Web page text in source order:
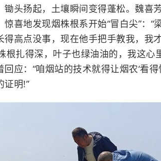
锄头扬起，土壤瞬间变得蓬松。魏喜
惊喜地发现烟株根系开始“冒白尖”：
得高点没事，现在他手把手教我，我
根扎得深，叶子也绿油油的，我这心
回应：“咱烟站的技术就得让烟农‘看
证明!”